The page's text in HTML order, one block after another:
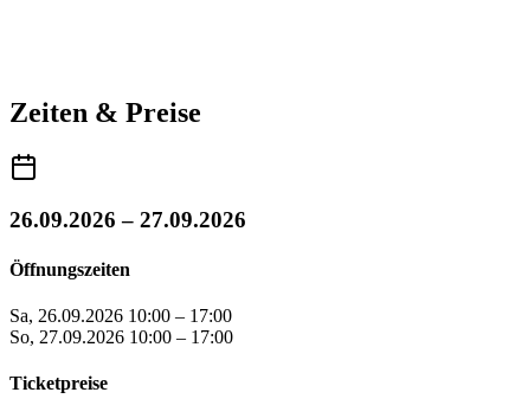
Zeiten & Preise
26.09.2026 – 27.09.2026
Öffnungszeiten
Sa, 26.09.2026 10:00 – 17:00
So, 27.09.2026 10:00 – 17:00
Ticketpreise